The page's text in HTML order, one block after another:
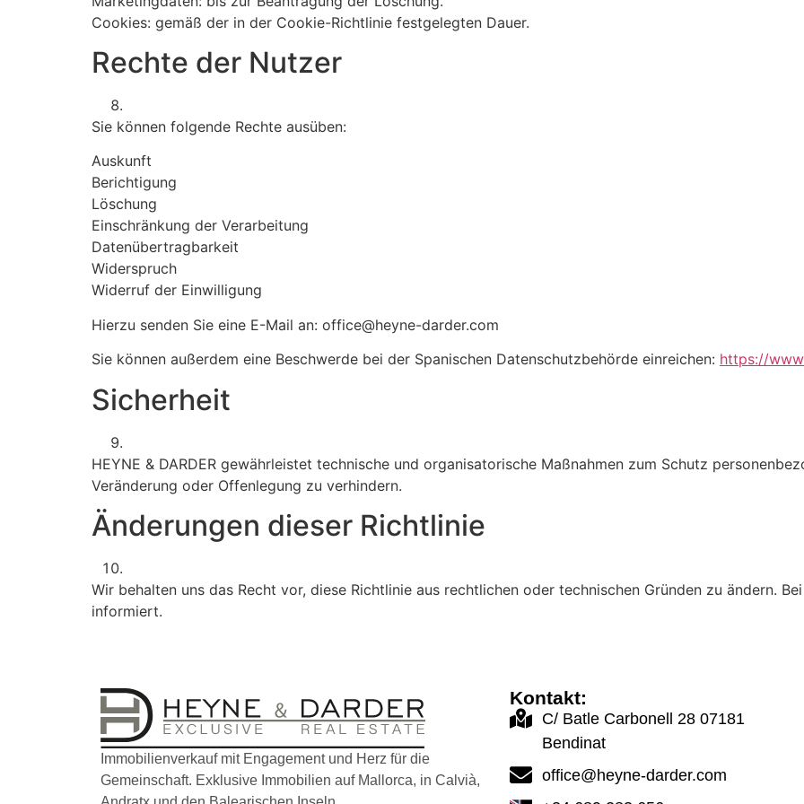
Cookies: gemäß der in der Cookie-Richtlinie festgelegten Dauer.
Rechte der Nutzer
Sie können folgende Rechte ausüben:
Auskunft
Berichtigung
Löschung
Einschränkung der Verarbeitung
Datenübertragbarkeit
Widerspruch
Widerruf der Einwilligung
Hierzu senden Sie eine E-Mail an: office@heyne-darder.com
Sie können außerdem eine Beschwerde bei der Spanischen Datenschutzbehörde einreichen: https://
Sicherheit
HEYNE & DARDER gewährleistet technische und organisatorische Maßnahmen zum Schutz
Veränderung oder Offenlegung zu verhindern.
Änderungen dieser Richtlinie
Wir behalten uns das Recht vor, diese Richtlinie aus rechtlichen oder technischen Gründen zu ändern.
informiert.
Immobilienverkauf mit Engagement und Herz für die
Gemeinschaft. Exklusive Immobilien auf Mallorca, in Calvià,
Kontakt:
C/ Batle Carbonell 28 07181
Bendinat
office@heyne-darder.com